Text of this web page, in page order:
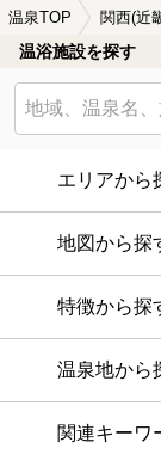
温泉TOP 関西(近
温浴施設を探す
エリアから
地図から探
特徴から探
温泉地から
関連キーワ